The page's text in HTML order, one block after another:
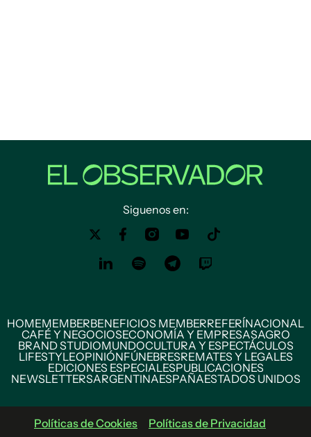
Siguenos en:
HOMEMEMBERBENEFICIOS MEMBERREFERÍNACIONAL
CAFÉ Y NEGOCIOSECONOMÍA Y EMPRESASAGRO
BRAND STUDIOMUNDOCULTURA Y ESPECTÁCULOS
LIFESTYLEOPINIÓNFÚNEBRESREMATES Y LEGALES
EDICIONES ESPECIALESPUBLICACIONES
NEWSLETTERSARGENTINAESPAÑAESTADOS UNIDOS
Políticas de Cookies Políticas de Privacidad